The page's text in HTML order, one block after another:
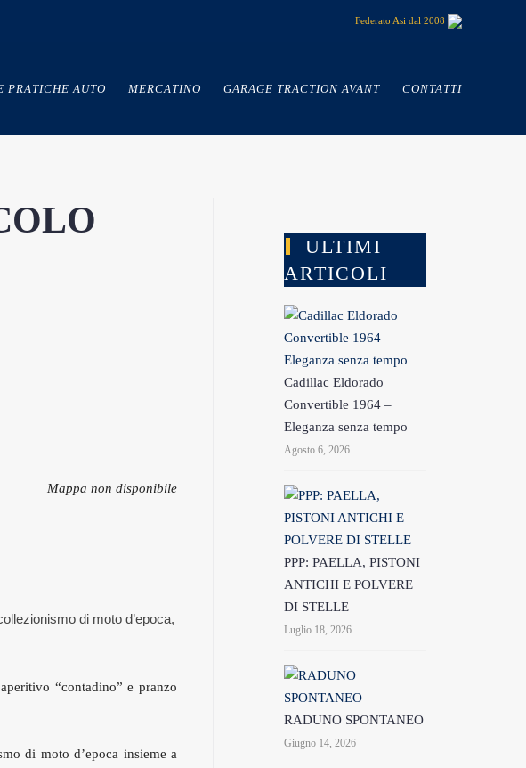
Federato Asi dal 2008
PRATICHE AUTO MERCATINO GARAGE TRACTION AVANT CONTATTI
Mappa non disponibile
di moto d’epoca,
“contadino” e pranzo
di moto d’epoca insieme a
ULTIMI
ARTICOLI
Cadillac Eldorado
Convertible 1964 –
Eleganza senza tempo
Agosto 6, 2026
PPP: PAELLA, PISTONI
ANTICHI E POLVERE
DI STELLE
Luglio 18, 2026
RADUNO SPONTANEO
Giugno 14, 2026